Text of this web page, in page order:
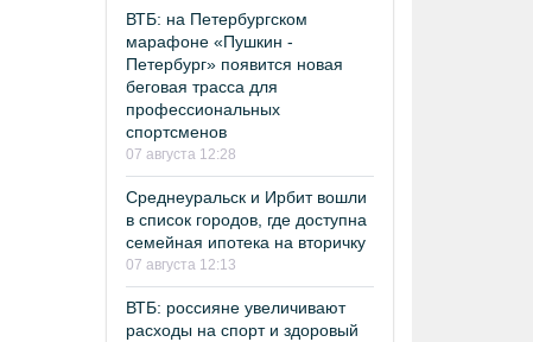
ВТБ: на Петербургском
марафоне «Пушкин -
Петербург» появится новая
беговая трасса для
профессиональных
спортсменов
07 августа 12:28
Среднеуральск и Ирбит вошли
в список городов, где доступна
семейная ипотека на вторичку
07 августа 12:13
ВТБ: россияне увеличивают
расходы на спорт и здоровый